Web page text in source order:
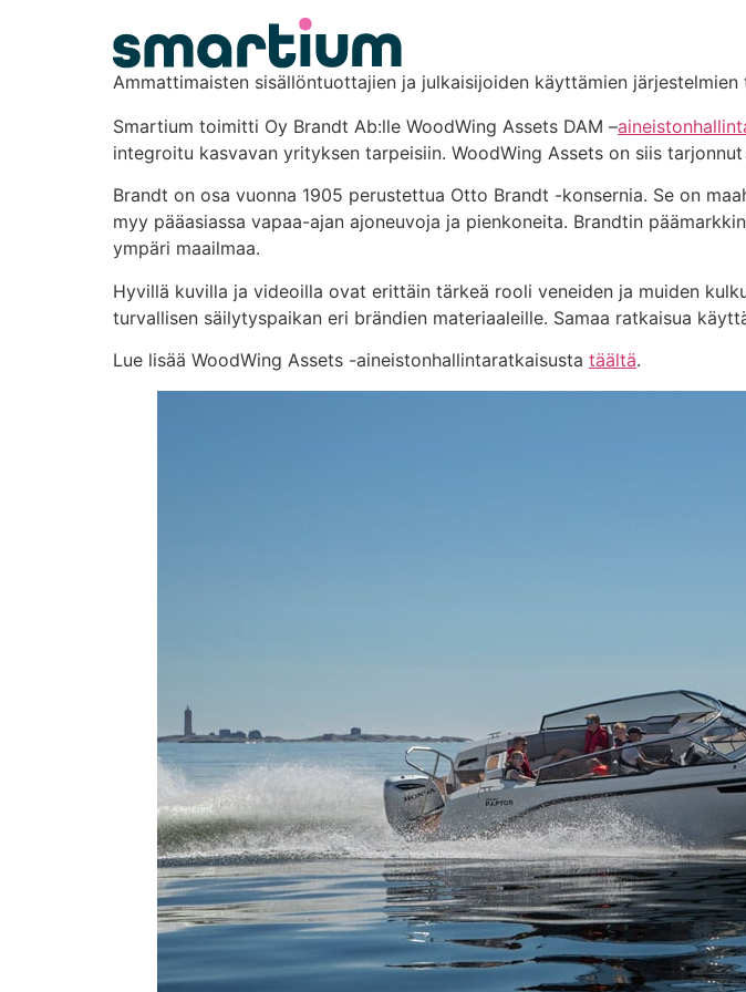
Ammattimaisten sisällöntuottajien ja julkaisijoiden käyttämien järjestelmien
Smartium toimitti Oy Brandt Ab:lle WoodWing Assets DAM –
integroitu kasvavan yrityksen tarpeisiin. WoodWing Assets on siis
Brandt on osa vuonna 1905 perustettua Otto Brandt -konsernia. Se on
myy pääasiassa vapaa-ajan ajoneuvoja ja pienkoneita. Brandtin
ympäri maailmaa.
Hyvillä kuvilla ja videoilla ovat erittäin tärkeä rooli veneiden ja muiden
turvallisen säilytyspaikan eri brändien materiaaleille. Samaa ratkaisua
Lue lisää WoodWing Assets -aineistonhallintaratkaisusta täältä.